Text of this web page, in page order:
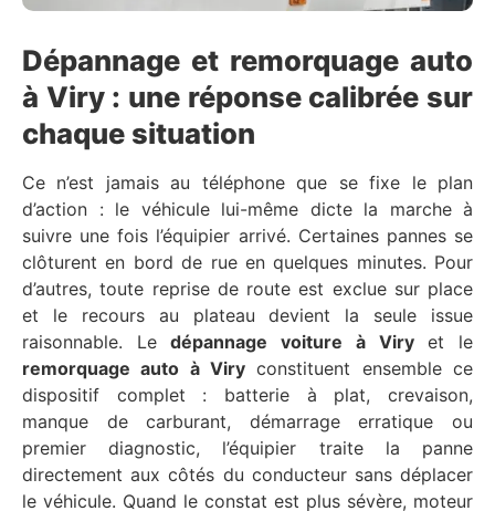
Dépannage et remorquage auto
à Viry : une réponse calibrée sur
chaque situation
Ce n’est jamais au téléphone que se fixe le plan
d’action : le véhicule lui-même dicte la marche à
suivre une fois l’équipier arrivé. Certaines pannes se
clôturent en bord de rue en quelques minutes. Pour
d’autres, toute reprise de route est exclue sur place
et le recours au plateau devient la seule issue
raisonnable. Ledépannage voiture à Viryet le
remorquage auto à Viry constituent ensemble ce
dispositif complet : batterie à plat, crevaison,
manque de carburant, démarrage erratique ou
premier diagnostic, l’équipier traite la panne
directement aux côtés du conducteur sans déplacer
le véhicule. Quand le constat est plus sévère, moteur